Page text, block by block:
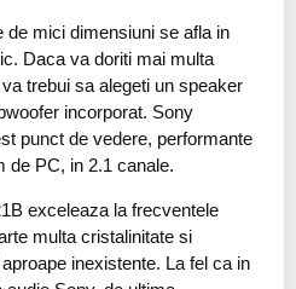
de mici dimensiuni se afla in
Daca va doriti mai multa
trebui sa alegeti un speaker
incorporat. Sony
punct de vedere, performante
de PC, in 2.1 canale.
exceleaza la frecventele
multa cristalinitate si
inexistente. La fel ca in